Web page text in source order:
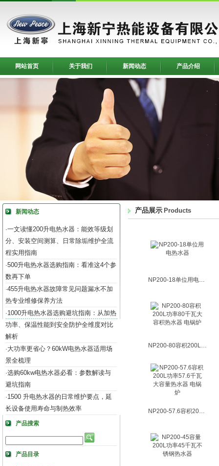
网站首页 关于我们 新闻动态 产品介绍
新闻动态
·一文读懂200升电热水器：能效等级划
分、安装空间测算、日常除垢维护全流
程实用指南
·500升电热水器选购指南：看准这4个参
数再下单
·455升电热水器故障常见问题漏水不加
热专业维修保养方法
·1000升电热水器选购避坑指南：从加热
功率、保温性能到安全防护全维度对比
解析
·大功率更省心？60kW电热水器适用场
景全梳理
·选购60kw电热水器必看：参数解读与
避坑指南
·1500 升电热水器的日常维护要点，延
长设备使用寿命与制热效率
产品搜索
产品目录
产品展示 Products
NP200-18单位用电热水器
NP200-80容积200L功率80千瓦大容积热水器 电锅炉
NP200-57.6容积200L功率57.6千瓦大容量热水器 电锅炉